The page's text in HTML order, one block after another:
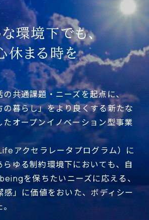
な環境下でも、
休まる時を
の共通課題・ニーズを起点に、
暮らし」をより良くする新たな
たオープンイノベーション型事業
アクセラレータプログラム）に
ゆる制約環境下においても、自
を保ちたいニーズに応える、
感」に価値をおいた、ボディシー